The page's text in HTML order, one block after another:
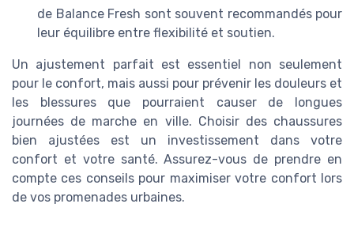
de Balance Fresh sont souvent recommandés pour
leur équilibre entre flexibilité et soutien.
Un ajustement parfait est essentiel non seulement
pour le confort, mais aussi pour prévenir les douleurs et
les blessures que pourraient causer de longues
journées de marche en ville. Choisir des chaussures
bien ajustées est un investissement dans votre
confort et votre santé. Assurez-vous de prendre en
compte ces conseils pour maximiser votre confort lors
de vos promenades urbaines.